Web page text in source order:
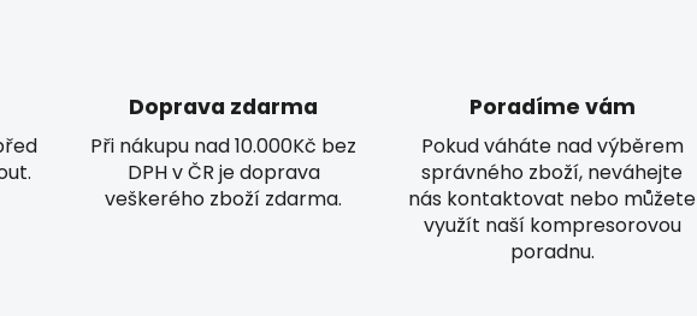
Doprava zdarma
Při nákupu nad 10.000Kč bez
DPH v ČR je doprava
veškerého zboží zdarma.
Poradíme vám
Pokud váháte nad výběrem
správného zboží, neváhejte
nás kontaktovat nebo můžete
využít naší kompresorovou
poradnu.